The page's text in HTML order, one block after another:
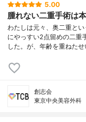
5.00
腫れない二重手術は
わたしは元々、奥二重と
にやっすい2点留めの二重
した。が、年齢を重ねた
創志会
東京中央美容外科